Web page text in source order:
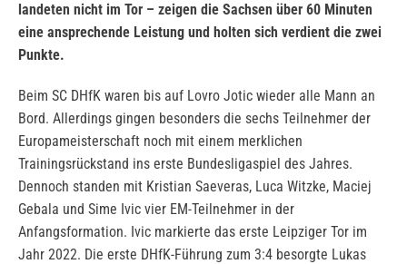
landeten nicht im Tor – zeigen die Sachsen über 60 Minuten
eine ansprechende Leistung und holten sich verdient die zwei
Punkte.
Beim SC DHfK waren bis auf Lovro Jotic wieder alle Mann an
Bord. Allerdings gingen besonders die sechs Teilnehmer der
Europameisterschaft noch mit einem merklichen
Trainingsrückstand ins erste Bundesligaspiel des Jahres.
Dennoch standen mit Kristian Saeveras, Luca Witzke, Maciej
Gebala und Sime Ivic vier EM-Teilnehmer in der
Anfangsformation. Ivic markierte das erste Leipziger Tor im
Jahr 2022. Die erste DHfK-Führung zum 3:4 besorgte Lukas